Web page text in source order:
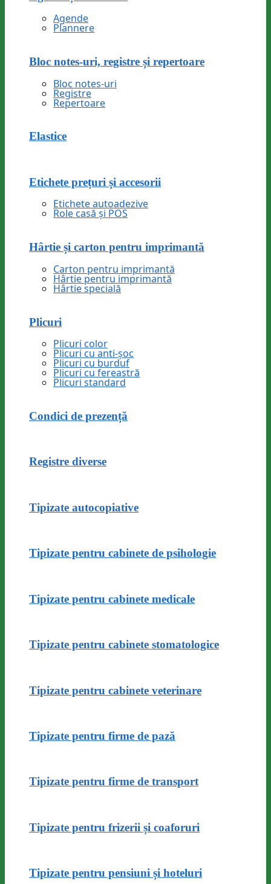
Agende
Plannere
Bloc notes-uri, registre și repertoare
Bloc notes-uri
Registre
Repertoare
Elastice
Etichete prețuri și accesorii
Etichete autoadezive
Role casă și POS
Hârtie și carton pentru imprimantă
Carton pentru imprimantă
Hârtie pentru imprimantă
Hârtie specială
Plicuri
Plicuri color
Plicuri cu anti-șoc
Plicuri cu burduf
Plicuri cu fereastră
Plicuri standard
Condici de prezență
Registre diverse
Tipizate autocopiative
Tipizate pentru cabinete de psihologie
Tipizate pentru cabinete medicale
Tipizate pentru cabinete stomatologice
Tipizate pentru cabinete veterinare
Tipizate pentru firme de pază
Tipizate pentru firme de transport
Tipizate pentru frizerii și coaforuri
Tipizate pentru pensiuni și hoteluri